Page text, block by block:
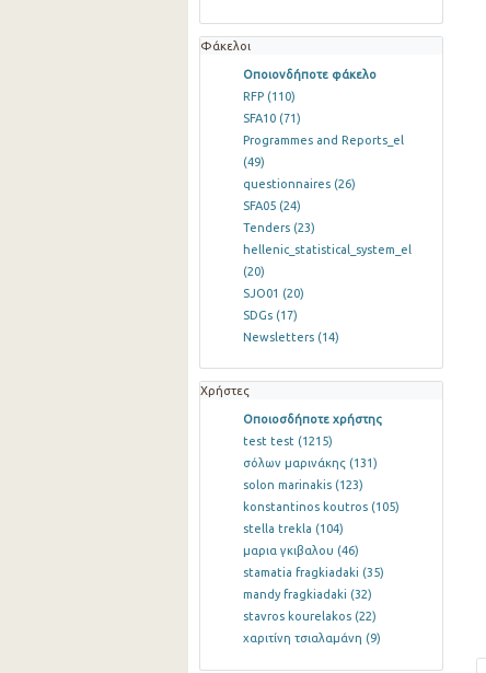
Φάκελοι
Οποιονδήποτε φάκελο
RFP (110)
SFA10 (71)
Programmes and Reports_el
(49)
questionnaires (26)
SFA05 (24)
Tenders (23)
hellenic_statistical_system_el
(20)
SJO01 (20)
SDGs (17)
Newsletters (14)
Χρήστες
Οποιοσδήποτε χρήστης
test test (1215)
σόλων μαρινάκης (131)
solon marinakis (123)
konstantinos koutros (105)
stella trekla (104)
μαρια γκιβαλου (46)
stamatia fragkiadaki (35)
mandy fragkiadaki (32)
stavros kourelakos (22)
χαριτίνη τσιαλαμάνη (9)